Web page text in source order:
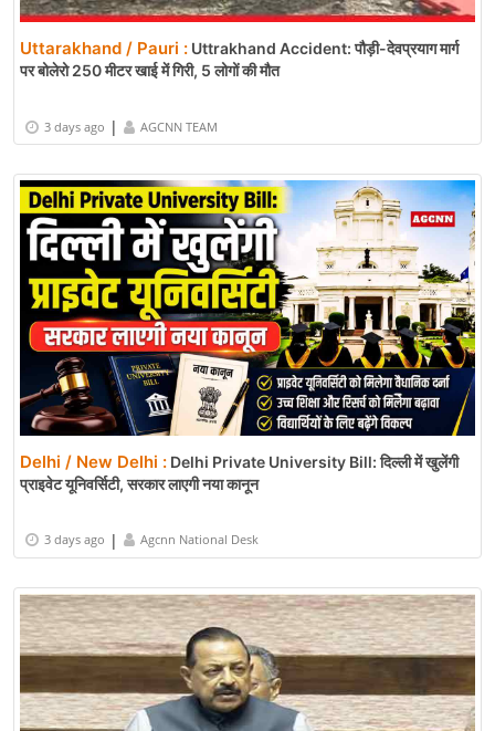
Uttarakhand / Pauri : Uttrakhand Accident: पौड़ी-देवप्रयाग मार्ग
पर बोलेरो 250 मीटर खाई में गिरी, 5 लोगों की मौत
3 days ago | AGCNN TEAM
Delhi / New Delhi : Delhi Private University Bill: दिल्ली में खुलेंगी
प्राइवेट यूनिवर्सिटी, सरकार लाएगी नया कानून
3 days ago | Agcnn National Desk